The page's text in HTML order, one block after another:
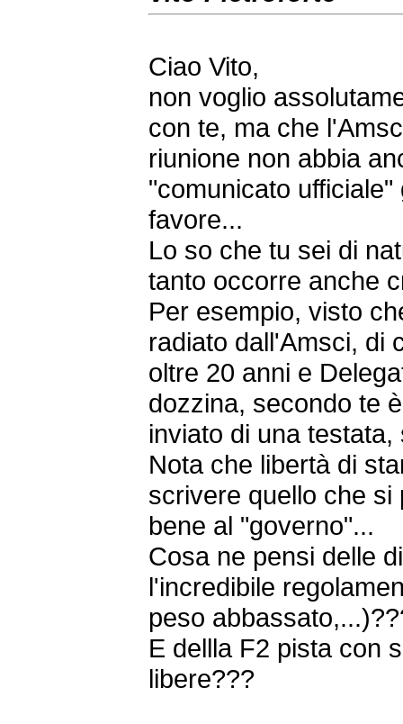
Ciao Vito,
non voglio
con te, ma che
riunione non abbia
"comunicato
favore...
Lo so che tu sei di
tanto occorre anche
Per esempio, visto
radiato dall'Amsci, di
oltre 20 anni e
dozzina, secondo te
inviato di una
Nota che libertà di
scrivere quello che
bene al "governo"...
Cosa ne pensi delle
l'incredibile
peso
E dellla F2 pista con
libere???